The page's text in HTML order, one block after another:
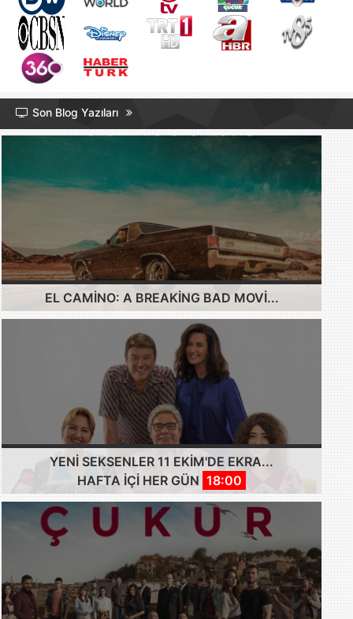
Son Blog Yazıları
EL CAMINO: A BREAKING BAD MOVI...
YENI SEKSENLER 11 EKIM'DE EKRA...
HAFTA IÇI HER GÜN 18:00